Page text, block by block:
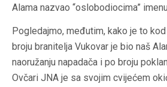
Alama nazvao “oslobodiocima”
Pogledajmo, međutim, kako je to
broju branitelja Vukovar je bio naš
naoružanju napadača i po broju
Ovčari JNA je sa svojim cvijećem